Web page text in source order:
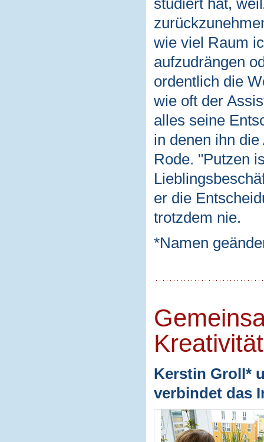
studiert hat,
wie viel Raum
aufzudrängen
ordentlich die
wie oft der
alles seine
in denen ihn
Rode. "Putzen
er die
trotzdem nie.
*Namen
Kreativität
Kerstin Groll*
verbindet das